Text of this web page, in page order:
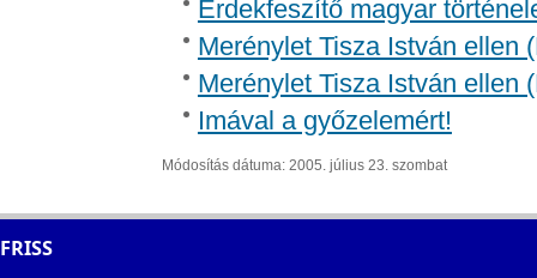
Érdekfeszítő magyar
Merénylet Tisza István ellen
Merénylet Tisza István ellen
Imával a győzelemért!
Módosítás dátuma: 2005. július 23. szombat
FRISS